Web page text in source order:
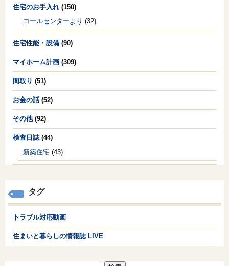
住宅のお手入れ (150)
コールセンターより (32)
住宅性能・設備 (90)
マイホーム計画 (309)
間取り (51)
お金の話(52)
その他(92)
検査日誌 (44)
新築住宅 (43)
タグ
トラブル対応動画
住まいと暮らしの情報誌 LIVE